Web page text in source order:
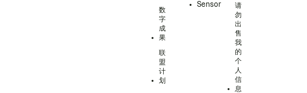
数
字
成
果
联
盟
计
划
Sensor
请
勿
出
售
我
的
个
人
信
息